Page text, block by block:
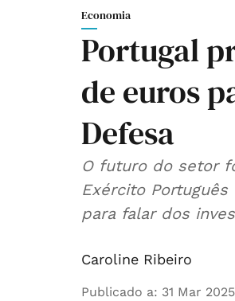
Economia
Portugal
de euros
Defesa
O futuro do setor
Exército
para falar dos
Caroline Ribeiro
Publicado a: 31 Mar